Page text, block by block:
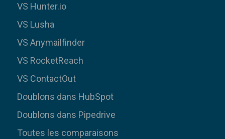
VS Hunter.io
VS Lusha
VS Anymailfinder
VS RocketReach
VS ContactOut
Doublons dans HubSpot
Doublons dans Pipedrive
Toutes les comparaisons